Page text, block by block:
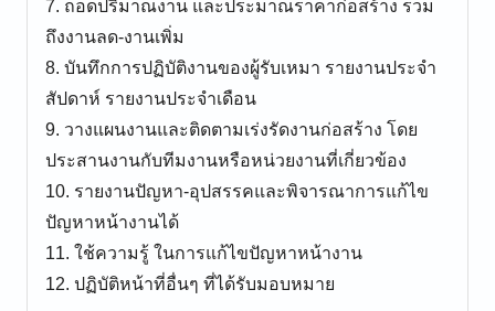
7. ถอดปริมาณงาน และประมาณราคาก่อสร้าง รวม
ถึงงานลด-งานเพิ่ม
8. บันทึกการปฏิบัติงานของผู้รับเหมา รายงานประจำ
สัปดาห์ รายงานประจำเดือน
9. วางแผนงานและติดตามเร่งรัดงานก่อสร้าง โดย
ประสานงานกับทีมงานหรือหน่วยงานที่เกี่ยวข้อง
10. รายงานปัญหา-อุปสรรคและพิจารณาการแก้ไข
ปัญหาหน้างานได้
11. ใช้ความรู้ ในการแก้ไขปัญหาหน้างาน
12. ปฏิบัติหน้าที่อื่นๆ ที่ได้รับมอบหมาย